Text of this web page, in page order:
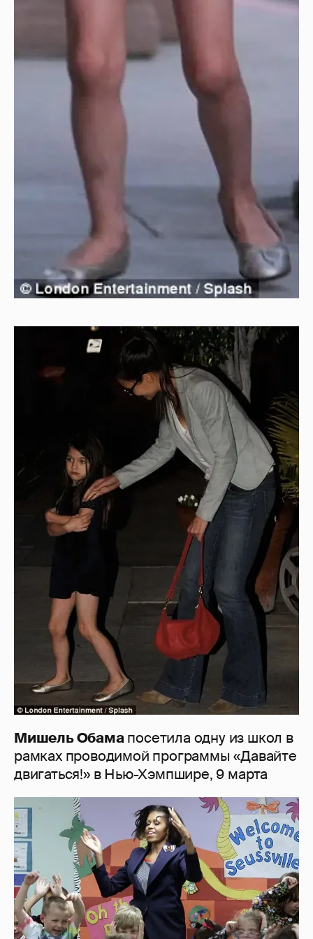
Мишель Обамапосетила одну из школ в
рамках проводимой программы «Давайте
двигаться!» в Нью-Хэмпшире, 9 марта